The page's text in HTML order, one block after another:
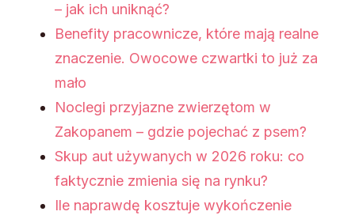
– jak ich uniknąć?
Benefity pracownicze, które mają realne
znaczenie. Owocowe czwartki to już za
mało
Noclegi przyjazne zwierzętom w
Zakopanem – gdzie pojechać z psem?
Skup aut używanych w 2026 roku: co
faktycznie zmienia się na rynku?
Ile naprawdę kosztuje wykończenie